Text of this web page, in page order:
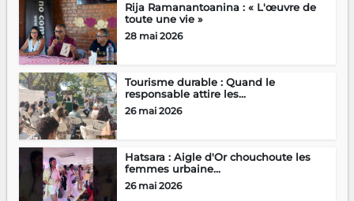
Rija Ramanantoanina : « L'œuvre de
toute une vie »
28 mai 2026
Tourisme durable : Quand le
responsable attire les...
26 mai 2026
Hatsara : Aigle d'Or chouchoute les
femmes urbaine...
26 mai 2026